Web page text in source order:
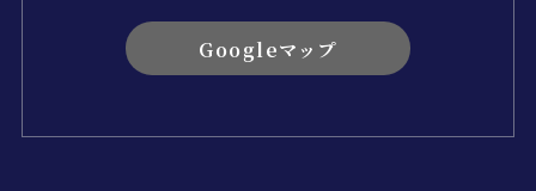
Googleマップ